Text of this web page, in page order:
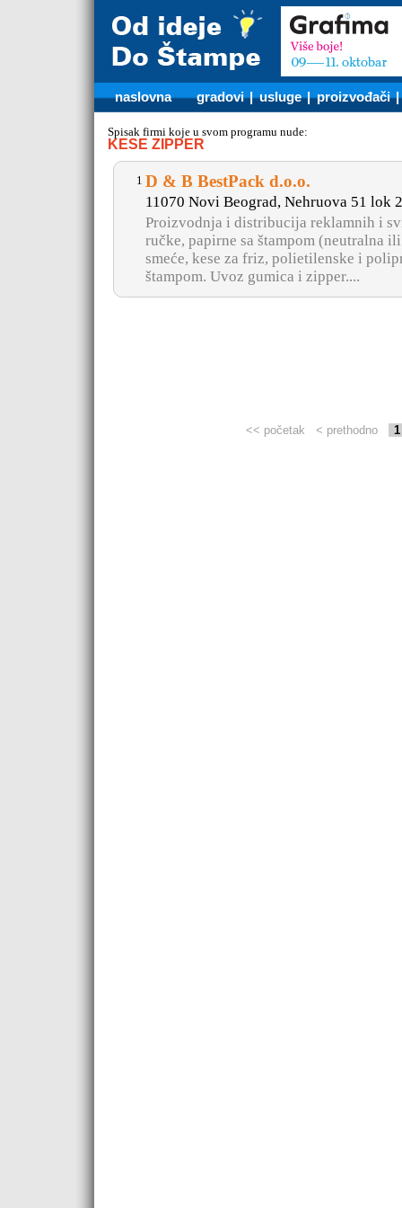
naslovna gradovi |usluge |proizvođači |
Spisak firmi koje u svom programu nude:
KESE ZIPPER
1 D & B BestPack d.o.o.
11070 Novi Beograd, Nehruova 51 lok
Proizvodnja i distribucija reklamnih i
ručke, papirne sa štampom (neutralna
smeće, kese za friz, polietilenske i
štampom. Uvoz gumica i zipper....
<< početak < prethodno 1